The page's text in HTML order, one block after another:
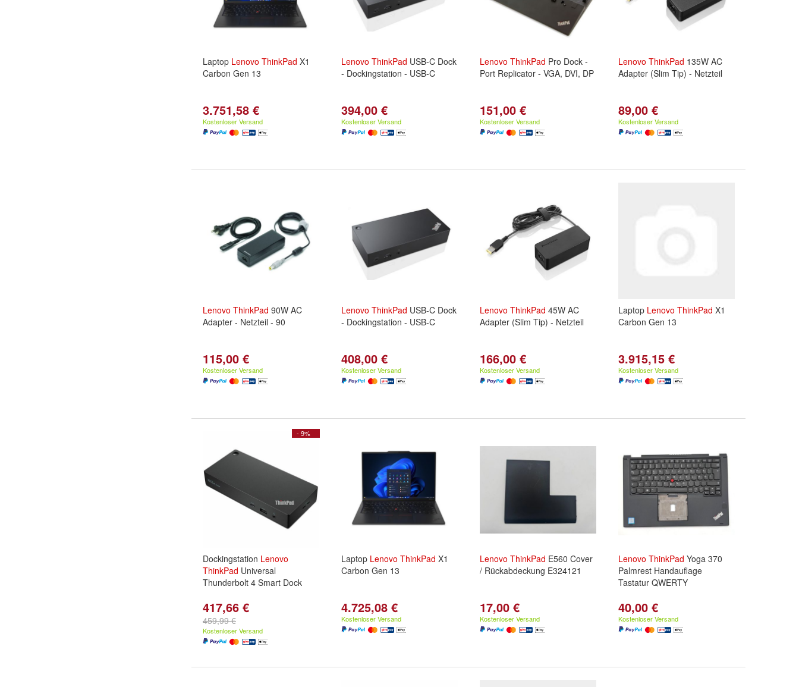
Laptop Lenovo ThinkPad X1
Carbon Gen 13
3.751,58 €
Kostenloser Versand
Lenovo ThinkPad USB-C Dock
- Dockingstation - USB-C
394,00 €
Kostenloser Versand
Lenovo ThinkPad Pro Dock -
Port Replicator - VGA, DVI, DP
151,00 €
Kostenloser Versand
Lenovo ThinkPad 135W AC
Adapter (Slim Tip) - Netzteil
89,00 €
Kostenloser Versand
Lenovo ThinkPad 90W AC
Adapter - Netzteil - 90
115,00 €
Kostenloser Versand
Lenovo ThinkPad USB-C Dock
- Dockingstation - USB-C
408,00 €
Kostenloser Versand
Lenovo ThinkPad 45W AC
Adapter (Slim Tip) - Netzteil
166,00 €
Kostenloser Versand
Laptop Lenovo ThinkPad X1
Carbon Gen 13
3.915,15 €
Kostenloser Versand
- 9%
Dockingstation Lenovo
ThinkPad Universal
Thunderbolt 4 Smart Dock
417,66 €
459,99 €
Kostenloser Versand
Laptop Lenovo ThinkPad X1
Carbon Gen 13
4.725,08 €
Kostenloser Versand
Lenovo ThinkPad E560 Cover
/ Rückabdeckung E324121
17,00 €
Kostenloser Versand
Lenovo ThinkPad Yoga 370
Palmrest Handauflage
Tastatur QWERTY
40,00 €
Kostenloser Versand